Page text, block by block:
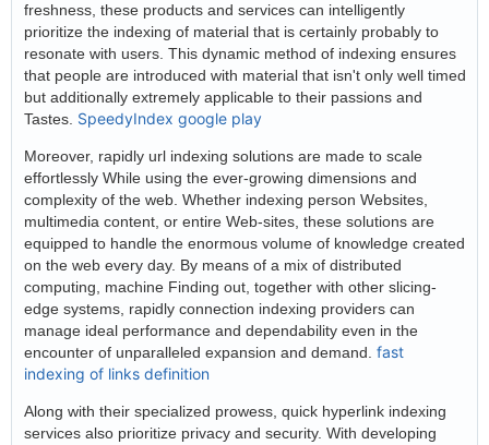
freshness, these products and services can intelligently
prioritize the indexing of material that is certainly probably to
resonate with users. This dynamic method of indexing ensures
that people are introduced with material that isn't only well timed
but additionally extremely applicable to their passions and
Tastes. SpeedyIndex google play
Moreover, rapidly url indexing solutions are made to scale
effortlessly While using the ever-growing dimensions and
complexity of the web. Whether indexing person Websites,
multimedia content, or entire Web-sites, these solutions are
equipped to handle the enormous volume of knowledge created
on the web every day. By means of a mix of distributed
computing, machine Finding out, together with other slicing-
edge systems, rapidly connection indexing providers can
manage ideal performance and dependability even in the
encounter of unparalleled expansion and demand. fast
indexing of links definition
Along with their specialized prowess, quick hyperlink indexing
services also prioritize privacy and security. With developing